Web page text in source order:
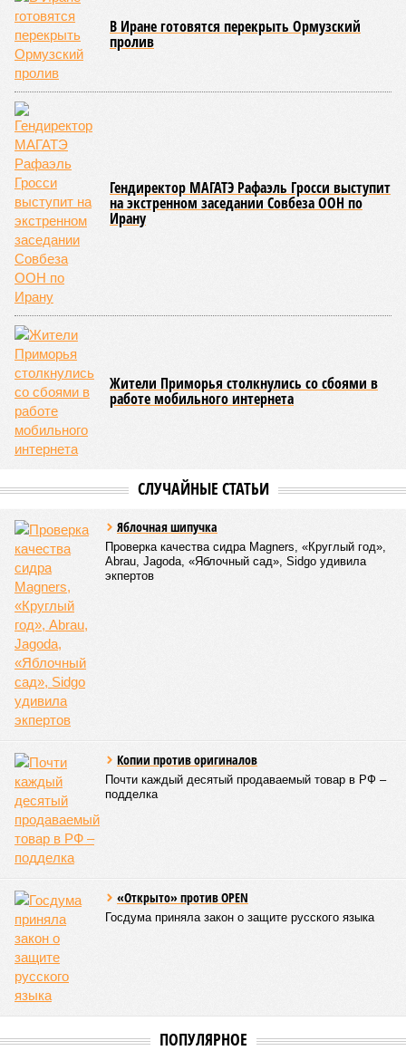
Около 100 лет назад в Поднебесной приключилось то, что
у нас назвали бы тридцатью тремя несчастьями. Страну
последовательно поразили: многолетняя засуха, страшный
паводок, невероятные ливни. Несколько миллионов
человек не пережили этот разгул стихий. Вот что тогда
приключилось.
Зима 1931 года выдалась в Китае чрезвычайно
продолжительной и суровой. Снега образовалось огромное
количество – казалось бы, хороший знак после периода
великой суши, продолжавшегося с 1928-го. Но всё
обратилось катастрофой. Снег растаял, устремился в реки,
начался небывалый паводок, быстро обернувшийся
страшным наводнением, которое обильные весенние ливни
только усугубили. К июню всё это преобразовалось в
массовый потоп, в июле же Китай в дополнение накрыло
сразу девятью циклонами. Последствия оказались
невообразимыми: наводнение погребло под собой
территорию в 180 тыс. квадратных километров, что равно
по площади Карелии, шести Курским или Калужским
областям, десятку Чуваший.
В общем, недаром события 1931-го находятся на первом
месте в списке самых смертоносных стихийных бедствий,
когда-либо происходивших на планете. Число
погибших, по некоторым оценкам, составило 4 миллиона.
1887 года вода прорвала многочисленные дамбы на реке
Хуанхэ и быстро залила почти весь Северный Китай, так
как местность там довольно низменная, и потоп просто не
встречал препятствий на своём пути, уничтожая деревни и
целые города. Водой залило 130 тыс. квадратных
километров (а это больше территорий Оренбургской или
Кировской областей), 2 млн человек остались без крова,
ещё столько же погибли в результате спровоцированной
катастрофой пандемии.
Третье место по кровожадности в рейтинге стихийных
бедствий занимает смертоносный циклон Бхола 1970 года,
ставший самым мощным среди себе подобных за всю
историю наблюдений. Он поразил территории современной
Бангладеш, тогда называвшейся Восточным Пакистаном, и
индийского штата Западная Бенгалия. Шторма унесли
жизни полумиллиона человек.
Кажется, стремящаяся сохранить свою чистоту природа
временем самыми «грязными» в плане производств, и
планомерно подтачивала их демографию. А как ещё
объяснить то, что в топ-10 природных катастроф почти все
места занимают бедствия, разразившиеся в Индии,
Пакистане, Бангладеш и Турции? Что характерно, Россию и
Европу подобные катастрофы никогда не затрагивали,
масштабные эпидемии вроде бубонной чумы (200 млн
погибших) или «испанки» (по разным оценкам, от 17,4 до